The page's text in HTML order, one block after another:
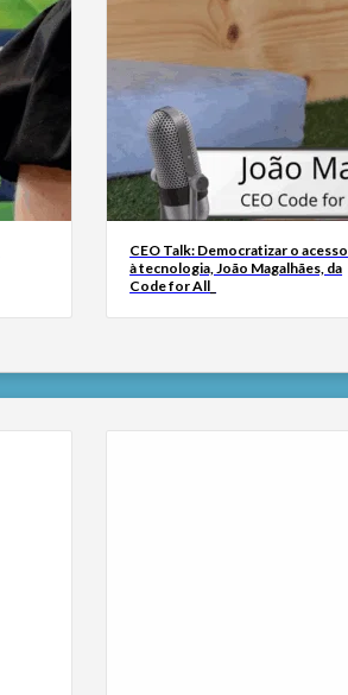
CEO Talk: Democratizar o acesso
à tecnologia, João Magalhães, da
Code for All_